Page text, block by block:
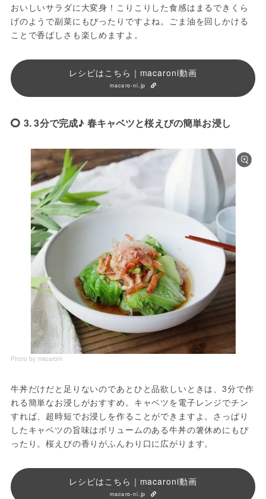
おいしいサラダに大変身！こりこりした食感はまるできくら
げのようで副菜にもぴったりですよね。ごま油を回しかける
ことで香ばしさも楽しめますよ。
レシピはこちら｜macaroni動画
macaro-ni.jp
3. 3分で完成♪ 春キャベツと桜えびの簡単お浸し
Photo by macaroni
牛丼だけだと足りないのであとひと品欲しいときは、3分で作
れる簡単なお浸しがおすすめ。キャベツを電子レンジでチン
すれば、超時短でお浸しを作ることができますよ。さっぱり
したキャベツの旨味はボリュームのある牛丼の箸休めにもぴ
ったり。桜えびの香りがふんわり口に広がります。
レシピはこちら｜macaroni動画
macaro-ni.jp